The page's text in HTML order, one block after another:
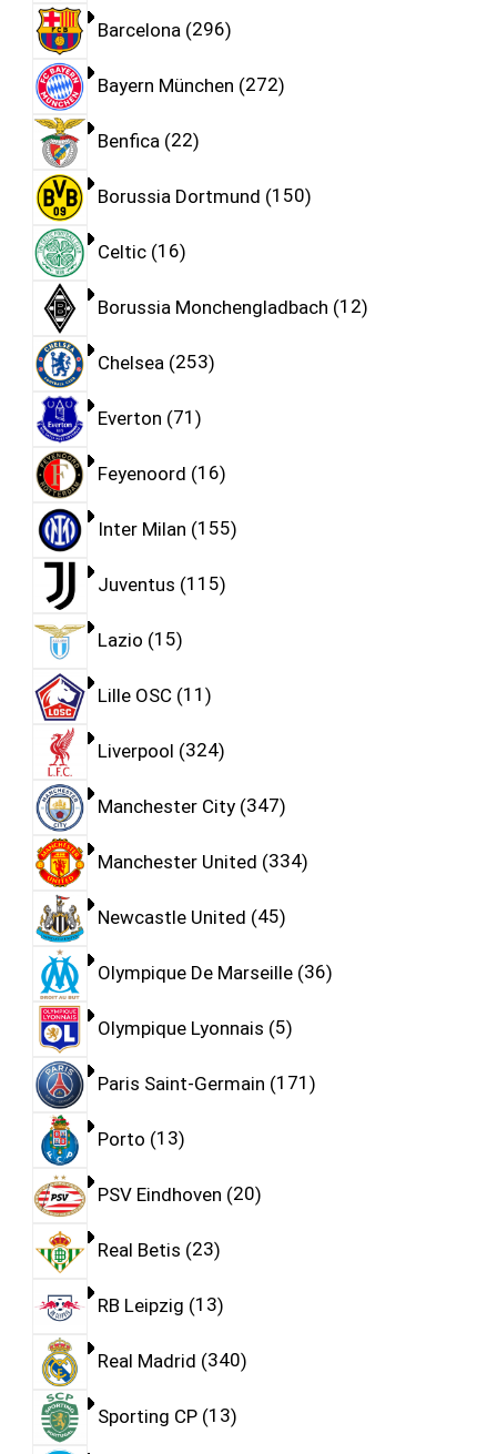
Barcelona 296
Bayern München 272
Benfica 22
Borussia Dortmund 150
Celtic 16
Borussia Monchengladbach 12
Chelsea 253
Everton 71
Feyenoord 16
Inter Milan 155
Juventus 115
Lazio 15
Lille OSC 11
Liverpool 324
Manchester City 347
Manchester United 334
Newcastle United 45
Olympique De Marseille 36
Olympique Lyonnais 5
Paris Saint-Germain 171
Porto 13
PSV Eindhoven 20
Real Betis 23
RB Leipzig 13
Real Madrid 340
Sporting CP 13